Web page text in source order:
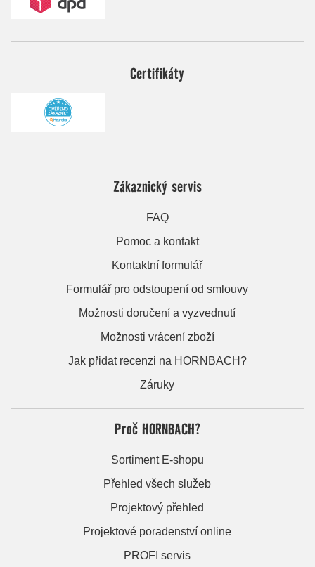
Certifikáty
Zákaznický servis
FAQ
Pomoc a kontakt
Kontaktní formulář
Formulář pro odstoupení od smlouvy
Možnosti doručení a vyzvednutí
Možnosti vrácení zboží
Jak přidat recenzi na HORNBACH?
Záruky
Proč HORNBACH?
Sortiment E-shopu
Přehled všech služeb
Projektový přehled
Projektové poradenství online
PROFI servis